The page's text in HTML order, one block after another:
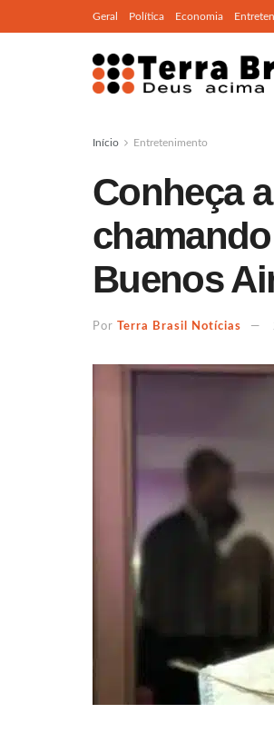
Geral Política Economia
Início Entretenimento
Conheça
Buenos
Por Terra Brasil Notícias